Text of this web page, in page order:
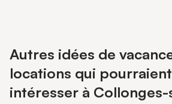
Autres idées de
locations qui
intéresser à Collonges-